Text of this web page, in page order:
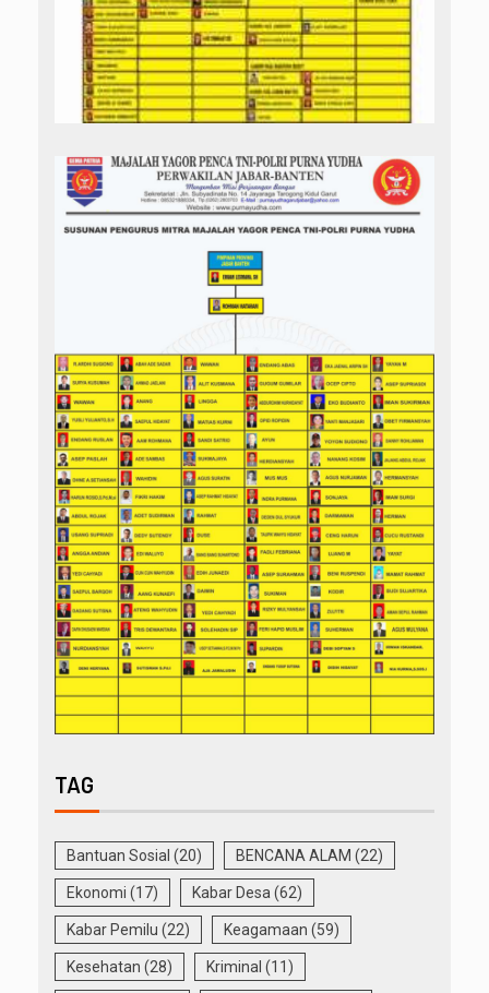
TAG
Bantuan Sosial (20) BENCANA ALAM (22)
Ekonomi (17) Kabar Desa (62)
Kabar Pemilu (22) Keagamaan (59)
Kesehatan (28) Kriminal (11)